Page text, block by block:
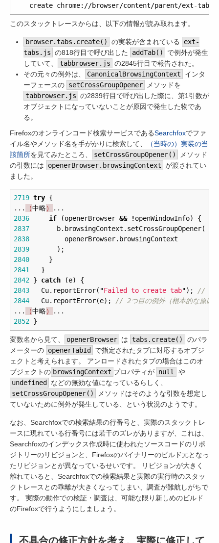
このスタックトレースからは、以下の情報が読み取れます。
browser.tabs.create() の実装が含まれている
ext-
tabs.js の818行目で呼び出した addTab()
で例外が発生
していて、
tabbrowser.js の2845行目で報告された。
その元々の例外は、
CanonicalBrowsingContext
インタ
ーフェースの setCrossGroupOpener
メソッドを
tabbrowser.js の2839行目で呼び出した際に、第1引数が
オブジェクトになっていないことが原因で発生した物であ
る。
Firefoxのオンラインコード検索サービスであるSearchfoxでファ
イル名やメソッド名を手がかりに検索して、
（当時の）実装の当
該箇所を見てみたところ、 setCrossGroupOpener()
メソッド
の引数には
openerBrowser.browsingContext が渡されてい
ました。
2719 try {
...
（中略）
...
2836
if (openerBrowser && !openWindowInfo)
{
2837
b. browsingContext . setCrossGroupOpener(
2838
openerBrowser. browsingContext
2839
);
2840
}
2841
}
2842 } catch (e)
{
2843
Cu. reportError( "Failed to create tab");
// 1つ
2844
Cu. reportError(e);
// 2つ目の例外（根本的な原因
...
（中略）
...
2852 }
変数名から見て、 openerBrowser は tabs.create()
のパラ
メーターの openerTabId
で指定されたタブに対応するオブジ
ェクトと考えられます。 アンロードされたタブの場合はこのオ
ブジェクトの browsingContext プロパティが null
や
undefined
などの無効な値になっているらしく、
setCrossGroupOpener()
メソッドはそのような引数を想定し
ていないために例外が発生している、という状況のようです。
なお、Searchfoxでの検索結果の行番号と、実際のスタックトレ
ースに現れている行番号には若干のズレがありますが、これは、
Searchfoxのインデックス作成時に使われたソースコードのリポ
ジトリーのリビジョンと、Firefoxのバイナリーのビルド元となっ
たリビジョンとが異なっているせいです。 リビジョンが大きく
離れていると、Searchfoxでの検索結果と実際の実行時のスタッ
クトレースとの乖離が大きくなってしまい、調査が難航しがちで
す。 実際の動作での検証・調査は、可能な限り新しめのビルド
のFirefoxで行うようにしましょう。
不具合の修正方針を考え、実際に修正して